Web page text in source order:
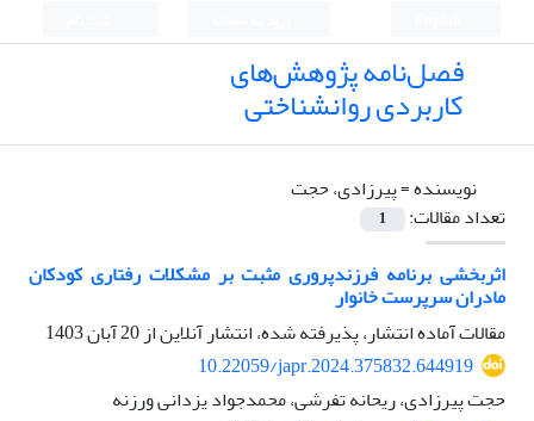
فصل‌نامه پژوهش‌های
کاربردی روانشناختی
نویسنده =پیرزادی، حجت
تعداد مقالات:
1
اثربخشی برنامه فرزندپروری مثبت بر مشکلات رفتاری کودکان
مادران سرپرست خانوار
مقالات آماده انتشار، پذیرفته شده، انتشار آنلاین از20 آبان 1403
10.22059/japr.2024.375832.644919
حجت پیرزادی، ریحانه تفرشی، محمدجواد یزدانی ورزنه